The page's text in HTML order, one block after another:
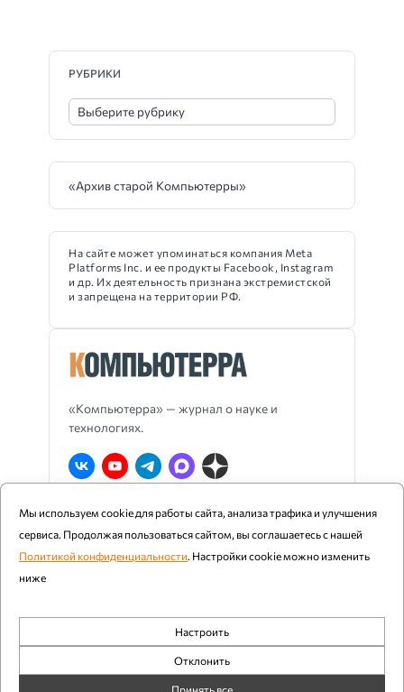
«Компьютерра» — журнал о науке и
технологиях.
О Компьютерре Блог издания
RSS
Реклама
Политика конфиденциальности
РУБРИКИ
«Архив старой Компьютерры»
На сайте может упоминаться компания Meta
Platforms Inc. и ее продукты Facebook, Instagram
и др. Их деятельность признана экстремистской
и запрещена на территории РФ.
Компьютерра ©1997 - 2026
При цитировании и использовании любых материалов
ссылка на «Компьютерру» обязательна. Возрастное
ограничение: 12+.
Мы используем cookie для работы сайта, анализа трафика и улучшения
сервиса. Продолжая пользоваться сайтом, вы соглашаетесь с нашей
Политикой конфиденциальности. Настройки cookie можно изменить
ниже
Обязательные
Настроить
Отклонить
Принять все